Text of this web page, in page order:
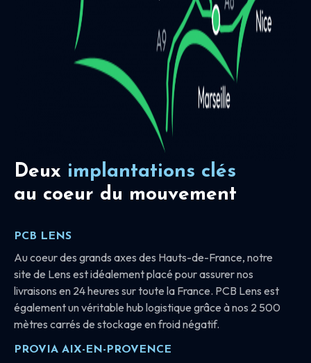
Deux implantations clés
au coeur du mouvement
PCB LENS
Au coeur des grands axes des Hauts-de-France, notre
site de Lens est idéalement placé pour assurer nos
livraisons en 24 heures sur toute la France. PCB Lens est
également un véritable hub logistique grâce à nos 2 500
mètres carrés de stockage en froid négatif.
PROVIA AIX-EN-PROVENCE